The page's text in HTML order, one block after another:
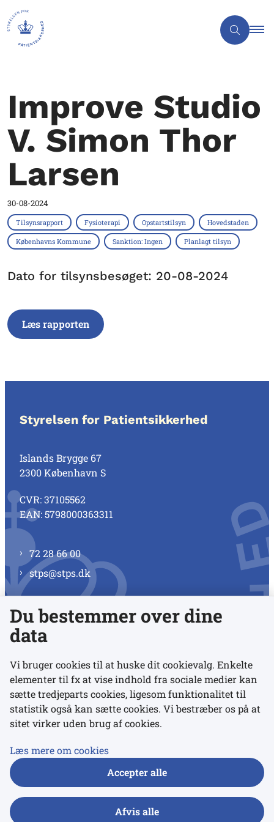
Improve Studio
V. Simon Thor
Larsen
30-08-2024
Tilsynsrapport Fysioterapi Opstartstilsyn Hovedstaden
Københavns Kommune Sanktion: Ingen Planlagt tilsyn
Dato for tilsynsbesøget: 20-08-2024
Læs rapporten
Styrelsen for Patientsikkerhed
Islands Brygge 67
2300 København S
CVR: 37105562
EAN: 5798000363311
72 28 66 00
stps@stps.dk
Se alle kontaktnumre
Links
Udgivelser
Du bestemmer over dine
data
Vi bruger cookies til at huske dit cookievalg. Enkelte
elementer til fx at vise indhold fra sociale medier kan
sætte tredjeparts cookies, ligesom funktionalitet til
statistik også kan sætte cookies. Vi bestræber os på at
sitet virker uden brug af cookies.
Læs mere om cookies
Accepter alle
Afvis alle